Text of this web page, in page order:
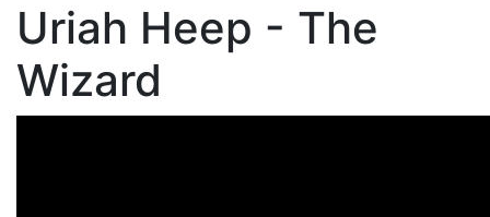
Uriah Heep - The
Wizard